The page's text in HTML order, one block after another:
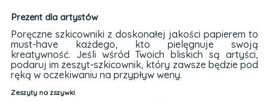
Prezent dla artystów
Poręczne szkicowniki z doskonałej jakości papierem to
must-have każdego, kto pielęgnuje swoją
kreatywność. Jeśli wśród Twoich bliskich są artyści,
podaruj im zeszyt-szkicownik, który zawsze będzie pod
ręką w oczekiwaniu na przypływ weny.
Zeszyty na zszywki